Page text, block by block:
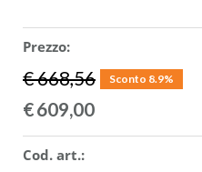
Prezzo:
€ 668,56 Sconto 8.9%
€609,00
Cod. art.: